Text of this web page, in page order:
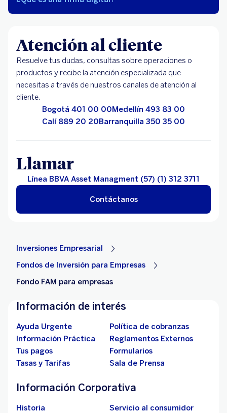
Atención al cliente
Resuelve tus dudas, consultas sobre operaciones o
productos y recibe la atención especializada que
necesitas a través de nuestros canales de atención al
cliente.
Bogotá 401 00 00Medellín 493 83 00
Calí 889 20 20Barranquilla 350 35 00
Llamar
Línea BBVA Asset Managment (57) (1) 312 3711
Contáctanos
Inversiones Empresarial
Fondos de Inversión para Empresas
Fondo FAM para empresas
Información de interés
Ayuda Urgente
Política de cobranzas
Información Práctica
Reglamentos Externos
Tus pagos
Formularios
Tasas y Tarifas
Sala de Prensa
Información Corporativa
Historia
Servicio al consumidor